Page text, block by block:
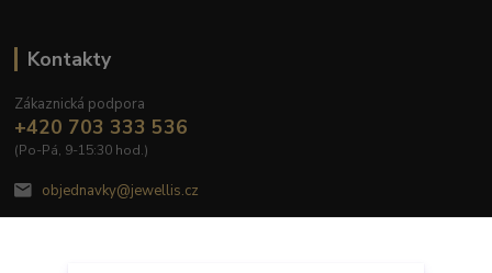
Kontakty
Zákaznická podpora
+420 703 333 536
(Po-Pá, 9-15:30 hod.)
objednavky@jewellis.cz